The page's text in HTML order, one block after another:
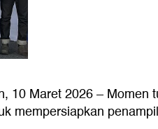
10 Maret 2026 –
mempersiapkan